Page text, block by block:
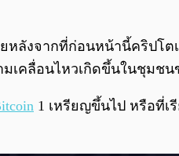
งจากที่ก่อนหน้านี้คริปโต
เคลื่อนไหวเกิดขึ้นในชุมชน
1 เหรียญขึ้นไป หรือที่เ